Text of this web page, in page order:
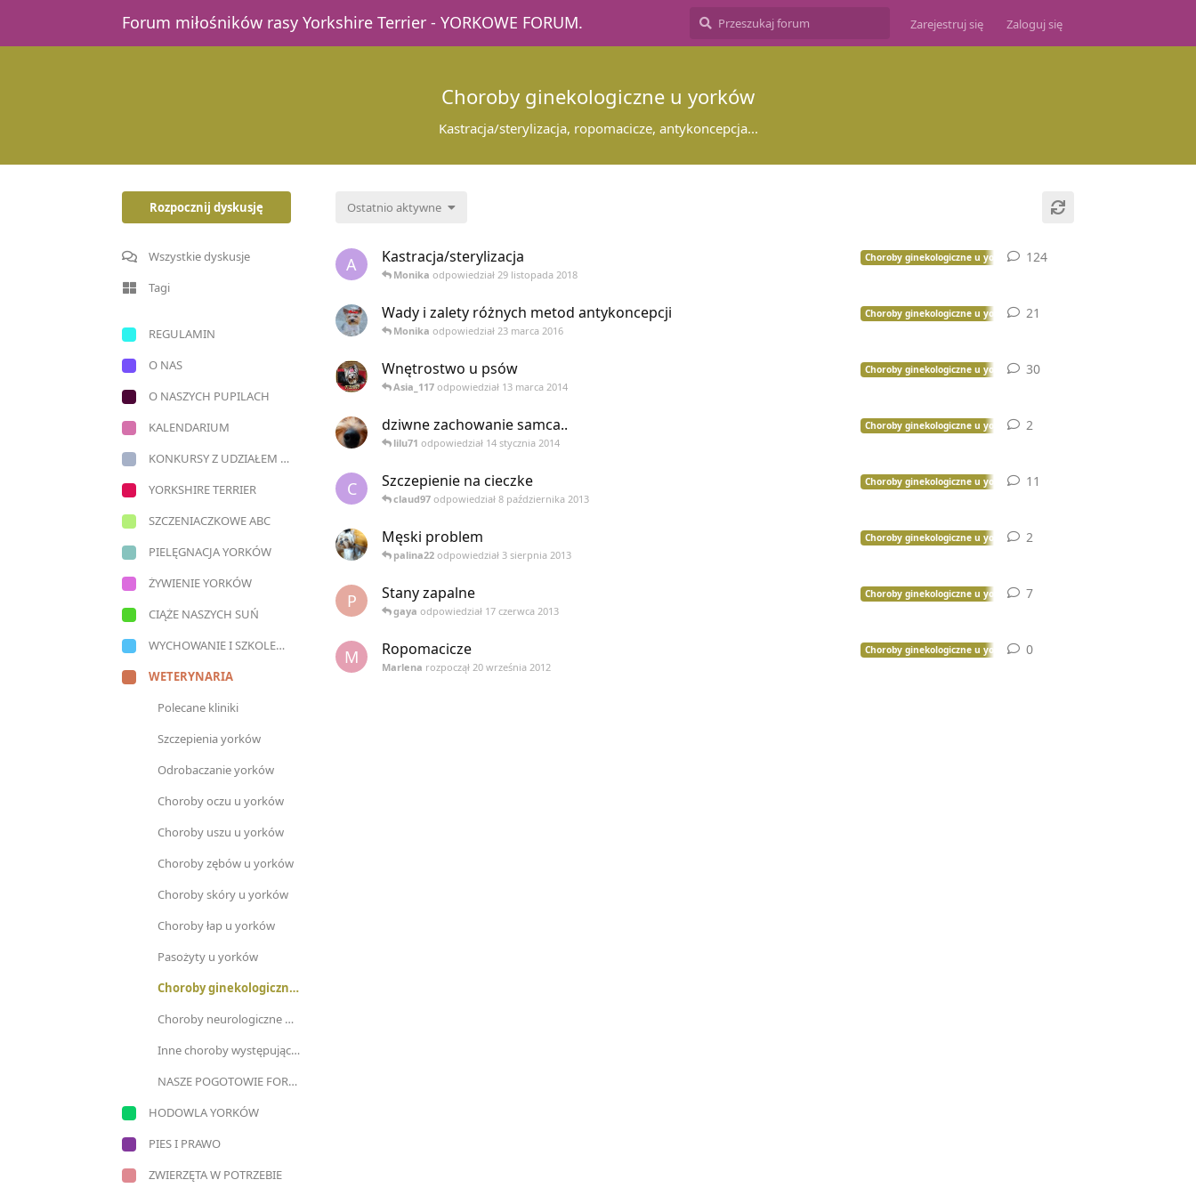
Forum miłośników rasy Yorkshire Terrier - YORKOWE FORUM. Zarejestruj się Zaloguj się
Choroby ginekologiczne u yorków
Kastracja/sterylizacja, ropomacicze, antykoncepcja...
Rozpocznij dyskusję
Wszystkie dyskusje
Tagi
REGULAMIN
O NAS
O NASZYCH PUPILACH
KALENDARIUM
KONKURSY Z UDZIAŁEM NASZYCH YORECZKÓW
YORKSHIRE TERRIER
SZCZENIACZKOWE ABC
PIELĘGNACJA YORKÓW
ŻYWIENIE YORKÓW
CIĄŻE NASZYCH SUŃ
WYCHOWANIE I SZKOLENIE YORKÓW
WETERYNARIA
Polecane kliniki
Szczepienia yorków
Odrobaczanie yorków
Choroby oczu u yorków
Choroby uszu u yorków
Choroby zębów u yorków
Choroby skóry u yorków
Choroby łap u yorków
Pasożyty u yorków
Choroby ginekologiczne u yorków
Choroby neurologiczne u yorków
Inne choroby występujące u yorków
NASZE POGOTOWIE FORUMOWE
HODOWLA YORKÓW
PIES I PRAWO
ZWIERZĘTA W POTRZEBIE
Ostatnio aktywne
A Kastracja/sterylizacja Choroby ginekologiczne u yorków
Monika odpowiedział 29 listopada 2018
124
Wady i zalety różnych metod antykoncepcji Choroby ginekologiczne u yorków
Monika odpowiedział 23 marca 2016
21
Wnętrostwo u psów Choroby ginekologiczne u yorków
Asia_117 odpowiedział 13 marca 2014
30
dziwne zachowanie samca.. Choroby ginekologiczne u yorków
lilu71 odpowiedział 14 stycznia 2014
2
C Szczepienie na cieczke Choroby ginekologiczne u yorków
claud97 odpowiedział 8 października 2013
11
Męski problem Choroby ginekologiczne u yorków
palina22 odpowiedział 3 sierpnia 2013
2
P Stany zapalne Choroby ginekologiczne u yorków
gaya odpowiedział 17 czerwca 2013
7
M Ropomacicze Choroby ginekologiczne u yorków
Marlena rozpoczął 20 września 2012
0